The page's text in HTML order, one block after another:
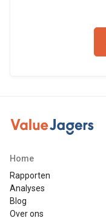
Home
Rapporten
Analyses
Blog
Over ons